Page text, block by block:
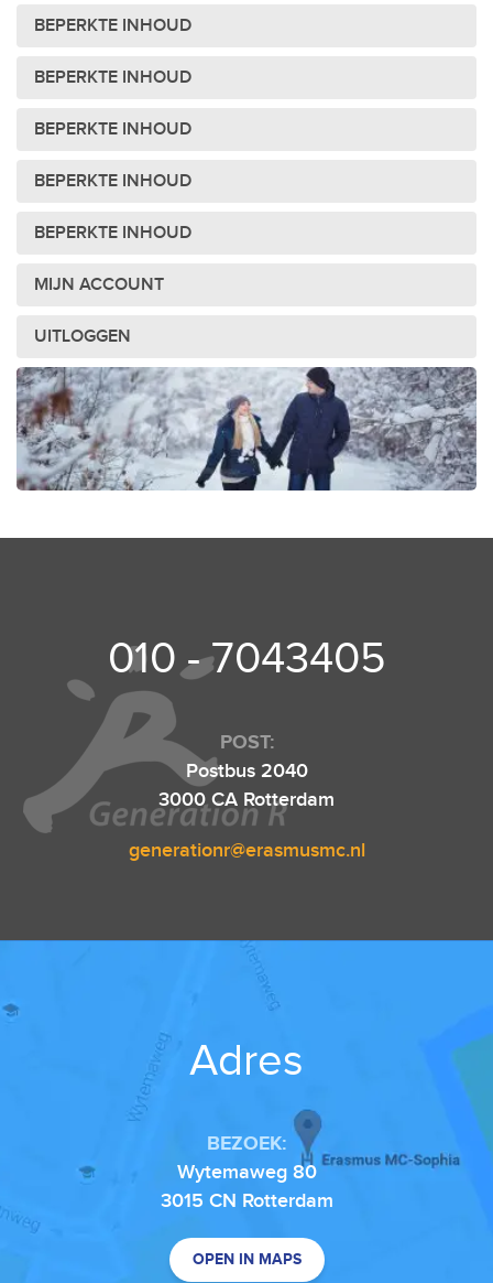
BEPERKTE INHOUD
BEPERKTE INHOUD
BEPERKTE INHOUD
BEPERKTE INHOUD
BEPERKTE INHOUD
MIJN ACCOUNT
UITLOGGEN
010 - 7043405
POST:
Postbus 2040
3000 CA Rotterdam
generationr@erasmusmc.nl
Adres
BEZOEK:
Wytemaweg 80
3015 CN Rotterdam
OPEN IN MAPS